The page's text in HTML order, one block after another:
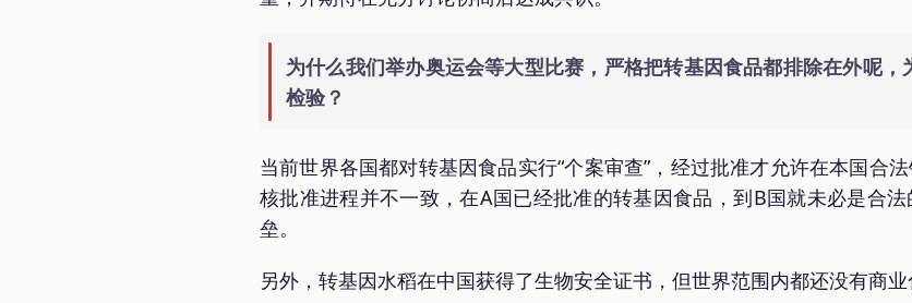
为什么我们举办奥运会等大型比赛，严格把转基因食品都排除在外呢
检验？
当前世界各国都对转基因食品实行“个案审查”，经过批准才允许在本国合
核批准进程并不一致，在A国已经批准的转基因食品，到B国就未必是合
垒。
另外，转基因水稻在中国获得了生物安全证书，但世界范围内都还没有商业